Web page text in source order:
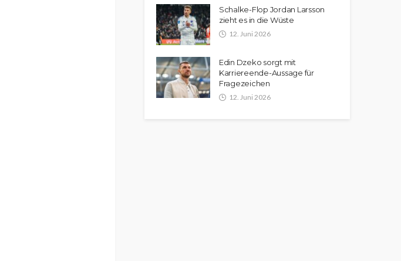
Schalke-Flop Jordan Larsson
zieht es in die Wüste
12. Juni 2026
Edin Dzeko sorgt mit
Karriereende-Aussage für
Fragezeichen
12. Juni 2026